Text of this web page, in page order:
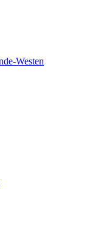
Westen